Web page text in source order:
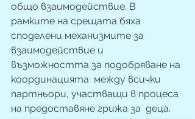
общо взаимодействие. В
рамките на срещата бяха
споделени механизмите за
взаимодействие и
възможността за подобряване на
координацията  между всички
партньори, участващи в процеса
на предоставяне грижа за  деца.